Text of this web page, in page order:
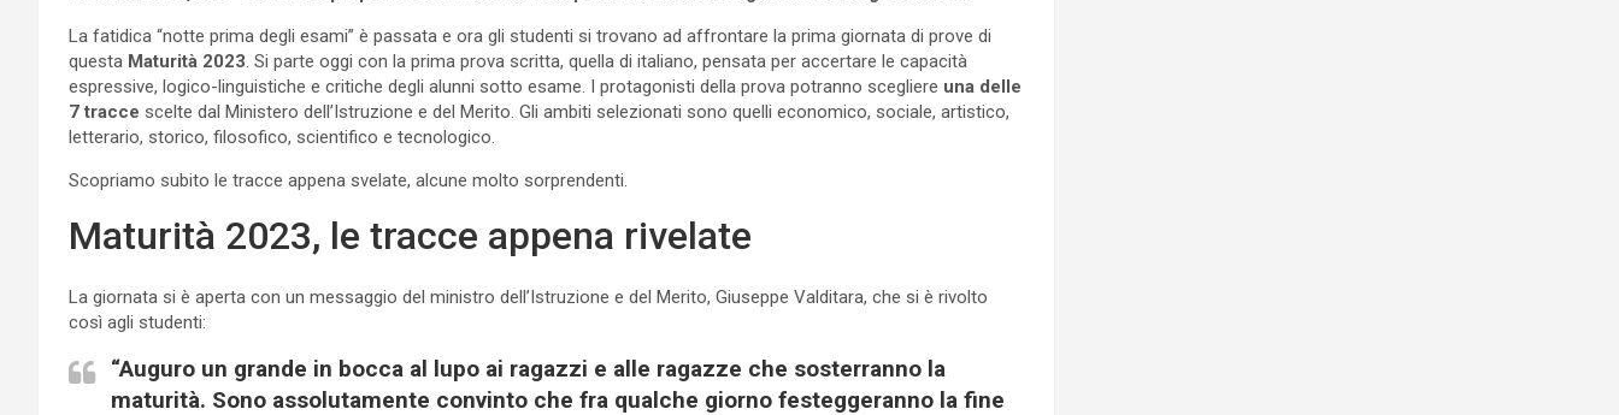
La fatidica “notte prima degli esami” è passata e ora gli studenti si trovano ad affrontare la prima giornata di prove di
questa Maturità 2023 . Si parte oggi con la prima prova scritta, quella di italiano, pensata per accertare le capacità
espressive, logico-linguistiche e critiche degli alunni sotto esame. I protagonisti della prova potranno scegliere una delle
7 tracce scelte dal Ministero dell’Istruzione e del Merito. Gli ambiti selezionati sono quelli economico, sociale, artistico,
letterario, storico, filosofico, scientifico e tecnologico.
Scopriamo subito le tracce appena svelate, alcune molto sorprendenti.
Maturità 2023, le tracce appena rivelate
La giornata si è aperta con un messaggio del ministro dell’Istruzione e del Merito, Giuseppe Valditara, che si è rivolto
così agli studenti:
“Auguro un grande in bocca al lupo ai ragazzi e alle ragazze che sosterranno la
maturità. Sono assolutamente convinto che fra qualche giorno festeggeranno la fine